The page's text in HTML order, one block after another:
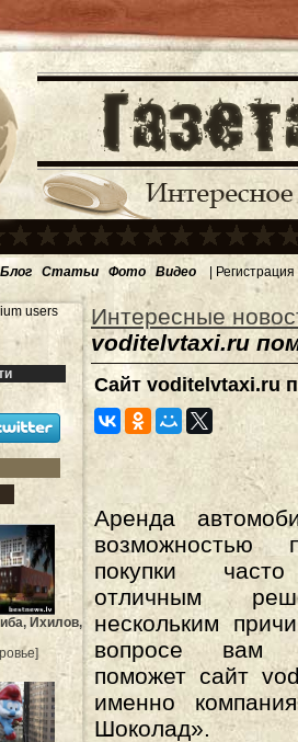
Блог Статьи Фото Видео | Регистрация
users
Ихилов,
Интересные
voditelvtaxi.ru
Сайт voditelvtaxi.ru
Аренда
возможностью
покупки
отличным
нескольким
вопросе вам
поможет сайт
именно
Шоколад».